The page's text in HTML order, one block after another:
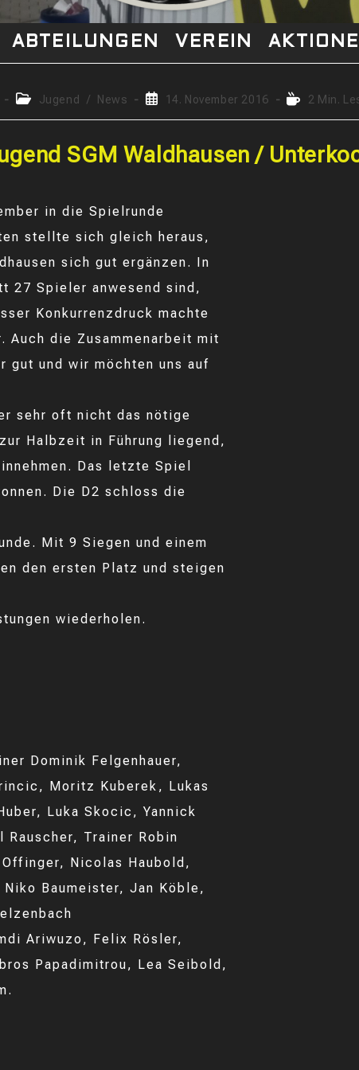
ABTEILUNGEN VEREIN
Beitrags-
Jugend / News
Beitrag14. November 2016 Lesedauer:
2 Min.
SGM Waldhausen /
in die Spielrunde
stellte sich gleich heraus,
sich gut ergänzen. In
27 Spieler anwesend sind,
Konkurrenzdruck machte
die Zusammenarbeit mit
gut und wir möchten uns auf
sehr oft nicht das nötige
Halbzeit in Führung liegend,
Das letzte Spiel
Die D2 schloss die
Mit 9 Siegen und einem
den ersten Platz und steigen
wiederholen.
Dominik Felgenhauer,
Moritz Kuberek, Lukas
Luka Skocic, Yannick
Trainer Robin
Nicolas Haubold,
Baumeister, Jan Köble,
Ariwuzo, Felix Rösler,
Papadimitrou, Lea Seibold,